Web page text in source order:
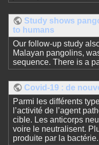
Study shows
to humans
Our follow-up study
Malayan pangolins,
sequence. There is a
Covid-19 : de
Parmi les différents
l’activité de l’agent
cible. Les anticorps
voire le neutralisent.
produite par la